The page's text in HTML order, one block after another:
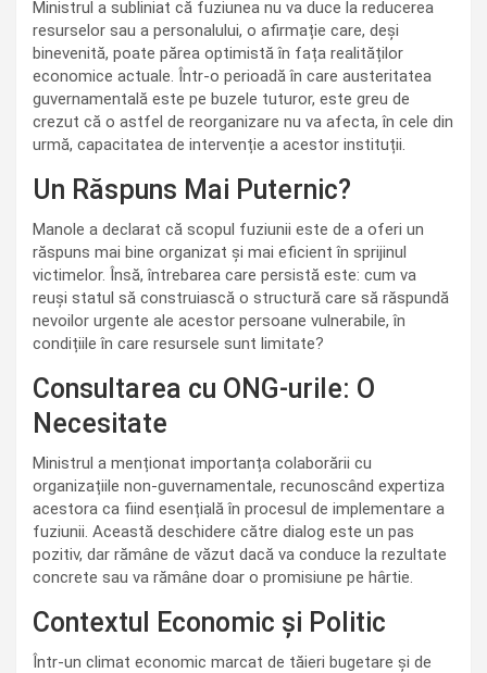
Ministrul a subliniat că fuziunea nu va duce la reducerea
resurselor sau a personalului, o afirmație care, deși
binevenită, poate părea optimistă în fața realităților
economice actuale. Într-o perioadă în care austeritatea
guvernamentală este pe buzele tuturor, este greu de
crezut că o astfel de reorganizare nu va afecta, în cele din
urmă, capacitatea de intervenție a acestor instituții.
Un Răspuns Mai Puternic?
Manole a declarat că scopul fuziunii este de a oferi un
răspuns mai bine organizat și mai eficient în sprijinul
victimelor. Însă, întrebarea care persistă este: cum va
reuși statul să construiască o structură care să răspundă
nevoilor urgente ale acestor persoane vulnerabile, în
condițiile în care resursele sunt limitate?
Consultarea cu ONG-urile: O
Necesitate
Ministrul a menționat importanța colaborării cu
organizațiile non-guvernamentale, recunoscând expertiza
acestora ca fiind esențială în procesul de implementare a
fuziunii. Această deschidere către dialog este un pas
pozitiv, dar rămâne de văzut dacă va conduce la rezultate
concrete sau va rămâne doar o promisiune pe hârtie.
Contextul Economic și Politic
Într-un climat economic marcat de tăieri bugetare și de